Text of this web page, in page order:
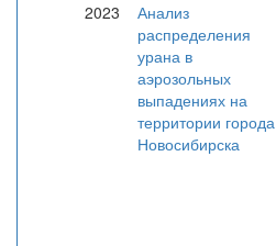
2023
Анализ
распределения
урана в
аэрозольных
выпадениях на
территории города
Новосибирска